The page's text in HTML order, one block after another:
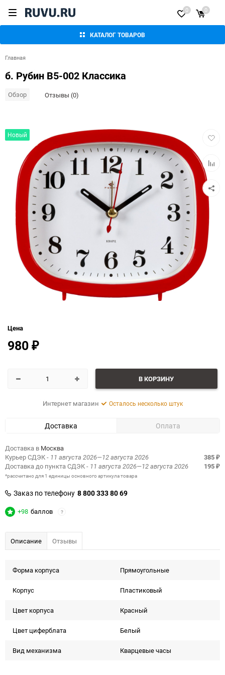
КАТАЛОГ ТОВАРОВ
0 0
Главная
б. Рубин В5-002 Классика
Обзор Отзывы (0)
Новый
к
Цена
980 ₽
В КОРЗИНУ
Интернет магазин Осталось несколько штук
Доставка Оплата
Доставка в Москва
Курьер СДЭК- 11 августа 2026—12 августа 2026 385 ₽
Доставка до пункта СДЭК- 11 августа 2026—12 августа 2026 195 ₽
*рассчитано для 1 единицы основного артикула товара
Заказ по телефону 8 800 333 80 69
+98 баллов ?
Описание Отзывы
Форма корпуcа Прямоугольные
Корпус Пластиковый
Цвет корпуса Красный
Цвет циферблата Белый
Вид механизма Кварцевые часы